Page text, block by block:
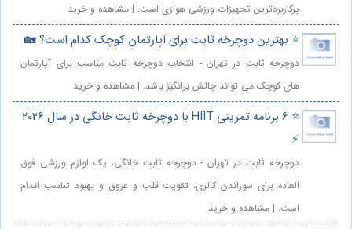
پرکاربردترین تجهیزات ورزشی هوازی است. | مشاهده و خرید
⭐️ بهترین دوچرخه ثابت برای آپارتمان کوچک کدام است؟ 🏡
دوچرخه ثابت در تهران - انتخاب دوچرخه ثابت مناسب برای آپارتمان
های کوچک می تواند چالش برانگیز باشد. | مشاهده و خرید
⭐️ 6 برنامه تمرینی HIIT با دوچرخه ثابت خانگی در سال 2026
⚡️
دوچرخه ثابت در تهران - دوچرخه ثابت خانگی، یک لوازم ورزشی فوق
العاده برای سوزاندن کالری، تقویت قلب و عروق و بهبود تناسب اندام
است. | مشاهده و خرید